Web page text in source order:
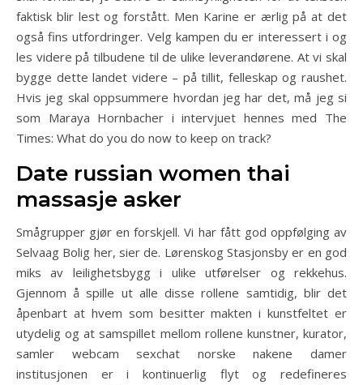
faktisk blir lest og forstått. Men Karine er ærlig på at det
også fins utfordringer. Velg kampen du er interessert i og
les videre på tilbudene til de ulike leverandørene. At vi skal
bygge dette landet videre – på tillit, felleskap og raushet.
Hvis jeg skal oppsummere hvordan jeg har det, må jeg si
som Maraya Hornbacher i intervjuet hennes med The
Times: What do you do now to keep on track?
Date russian women thai
massasje asker
Smågrupper gjør en forskjell. Vi har fått god oppfølging av
Selvaag Bolig her, sier de. Lørenskog Stasjonsby er en god
miks av leilighetsbygg i ulike utførelser og rekkehus.
Gjennom å spille ut alle disse rollene samtidig, blir det
åpenbart at hvem som besitter makten i kunstfeltet er
utydelig og at samspillet mellom rollene kunstner, kurator,
samler webcam sexchat norske nakene damer
institusjonen er i kontinuerlig flyt og redefineres